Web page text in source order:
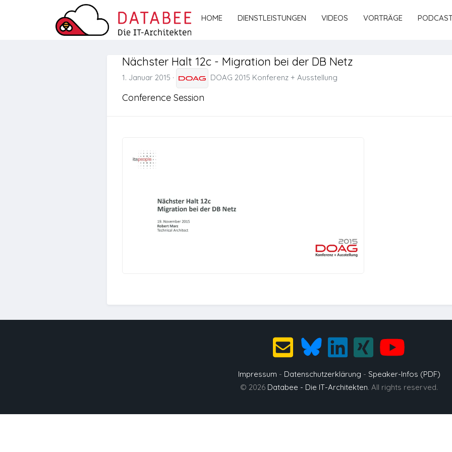
HOME DIENSTLEISTUNGEN VIDEOS VORTRÄGE
Nächster Halt 12c - Migration bei der DB Netz
1. Januar 2015 · DOAG 2015 Konferenz + Ausstellung
Conference Session
Impressum - Datenschutzerklärung - Speaker-Infos (PDF)
© 2026 Databee - Die IT-Architekten. All rights reserved.